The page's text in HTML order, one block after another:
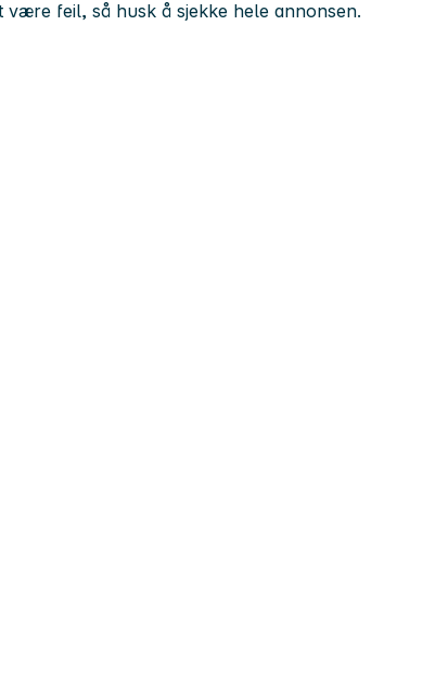
feil, så husk å sjekke hele annonsen.